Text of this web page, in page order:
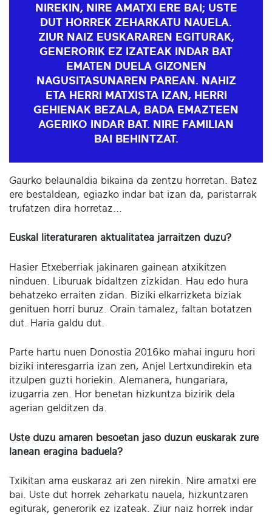
NIREKIN, NIRE AMATXI ERE BAI; USTE
DUT HORREK ZEHARKATU NAUELA.
ZIUR NAIZ EUSKARAREN EGITURAK,
GENERORIK EZ IZATEAK INDAR BAT
EMATEN DUELA GIZONEN
NAGUSITASUNAREN PAREAN. NAHIZ
ETA HERRI MATXISTA IZAN, HERRI
GEHIENAK BEZALA, BADA EMAZTEEN
AGERIKO INDAR BAT. NIRE FAMILIAN
BAI BEHINTZAT.
Gaurko belaunaldia bikaina da zentzu horretan. Batez
ere bestaldean, egiazko indar bat izan da, paristarrak
trufatzen dira horretaz...
Euskal literaturaren aktualitatea jarraitzen duzu?
Hasier Etxeberriak jakinaren gainean atxikitzen
ninduen. Liburuak bidaltzen zizkidan. Hau edo hura
behatzeko erraiten zidan. Biziki elkarrizketa biziak
genituen horri buruz. Orain tamalez, faltan botatzen
dut. Haria galdu dut.
Parte hartu nuen Donostia 2016ko mahai inguru hori
biziki interesgarria izan zen, Anjel Lertxundirekin eta
itzulpen guzti horiekin. Alemanera, hungariara,
izugarria zen. Hor benetan hizkuntza bizirik dela
agerian gelditzen da.
Uste duzu amaren besoetan jaso duzun euskarak zure
lanean eragina baduela?
Txikitan ama euskaraz ari zen nirekin. Nire amatxi ere
bai. Uste dut horrek zeharkatu nauela, hizkuntzaren
egiturak, generorik ez izateak. Ziur naiz horrek indar